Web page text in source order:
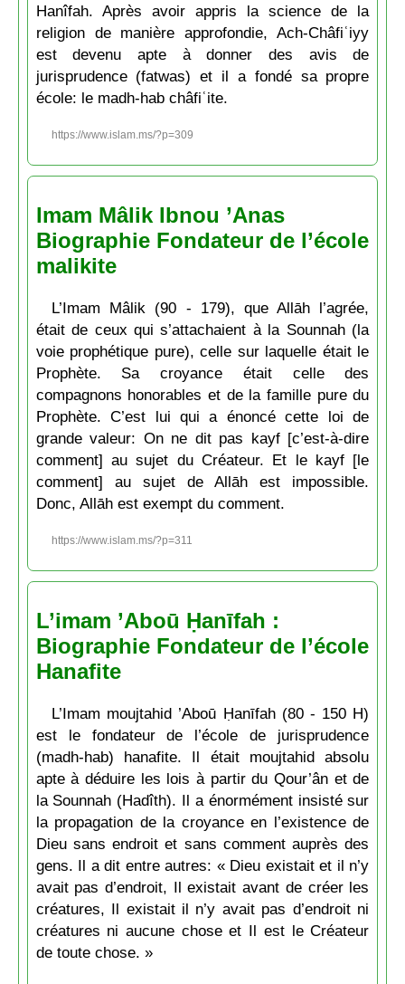
Hanîfah. Après avoir appris la science de la
religion de manière approfondie, Ach-Châfiʿiyy
est devenu apte à donner des avis de
jurisprudence (fatwas) et il a fondé sa propre
école: le madh-hab châfiʿite.
https://www.islam.ms/?p=309
Imam Mâlik Ibnou ’Anas
Biographie Fondateur de l’école
malikite
L’Imam Mâlik (90 - 179), que Allāh l’agrée,
était de ceux qui s’attachaient à la Sounnah (la
voie prophétique pure), celle sur laquelle était le
Prophète. Sa croyance était celle des
compagnons honorables et de la famille pure du
Prophète. C’est lui qui a énoncé cette loi de
grande valeur: On ne dit pas kayf [c’est-à-dire
comment] au sujet du Créateur. Et le kayf [le
comment] au sujet de Allāh est impossible.
Donc, Allāh est exempt du comment.
https://www.islam.ms/?p=311
L’imam ’Aboū Ḥanīfah :
Biographie Fondateur de l’école
Hanafite
L’Imam moujtahid ’Aboū Ḥanīfah (80 - 150 H)
est le fondateur de l’école de jurisprudence
(madh-hab) hanafite. Il était moujtahid absolu
apte à déduire les lois à partir du Qour’ân et de
la Sounnah (Hadîth). Il a énormément insisté sur
la propagation de la croyance en l’existence de
Dieu sans endroit et sans comment auprès des
gens. Il a dit entre autres: « Dieu existait et il n’y
avait pas d’endroit, Il existait avant de créer les
créatures, Il existait il n’y avait pas d’endroit ni
créatures ni aucune chose et Il est le Créateur
de toute chose. »